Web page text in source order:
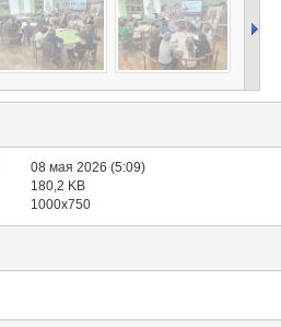
08 мая 2026 (5:09)
180,2 KB
1000x750